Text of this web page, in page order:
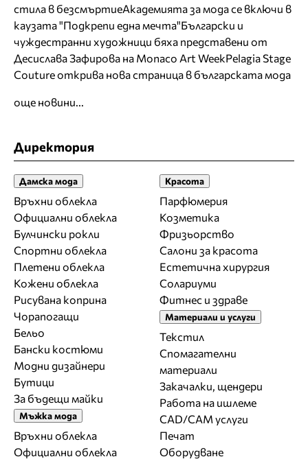
стила в безсмъртиеАкадемията за мода се включи в
каузата "Подкрепи една мечта"Български и
чуждестранни художници бяха представени от
Десислава Зафирова на Monaco Art WeekPelagia Stage
Couture открива нова страница в българската мода
още новини...
Директория
Дамска мода
Връхни облекла
Официални облекла
Булчински рокли
Спортни облекла
Плетени облекла
Кожени облекла
Рисувана коприна
Чорапогащи
Бельо
Бански костюми
Модни дизайнери
Бутици
За бъдещи майки
Мъжка мода
Връхни облекла
Официални облекла
Красота
Парфюмерия
Козметика
Фризьорство
Салони за красота
Естетична хирургия
Солариуми
Фитнес и здраве
Материали и услуги
Текстил
Спомагателни
материали
Закачалки, щендери
Работа на ишлеме
CAD/CAM услуги
Печат
Оборудване